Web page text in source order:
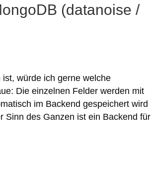
(datanoise /
würde ich gerne welche
Die einzelnen Felder werden mit
im Backend gespeichert wird
Sinn des Ganzen ist ein Backend für